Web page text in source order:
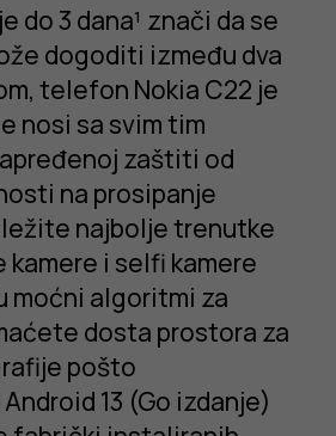
do 3 dana¹ znači da se
dogoditi između dva
telefon Nokia C22 je
nosi sa svim tim
zaštiti od
na prosipanje
najbolje trenutke
kamere i selfi kamere
moćni algoritmi za
dosta prostora za
pošto
13 (Go izdanje)